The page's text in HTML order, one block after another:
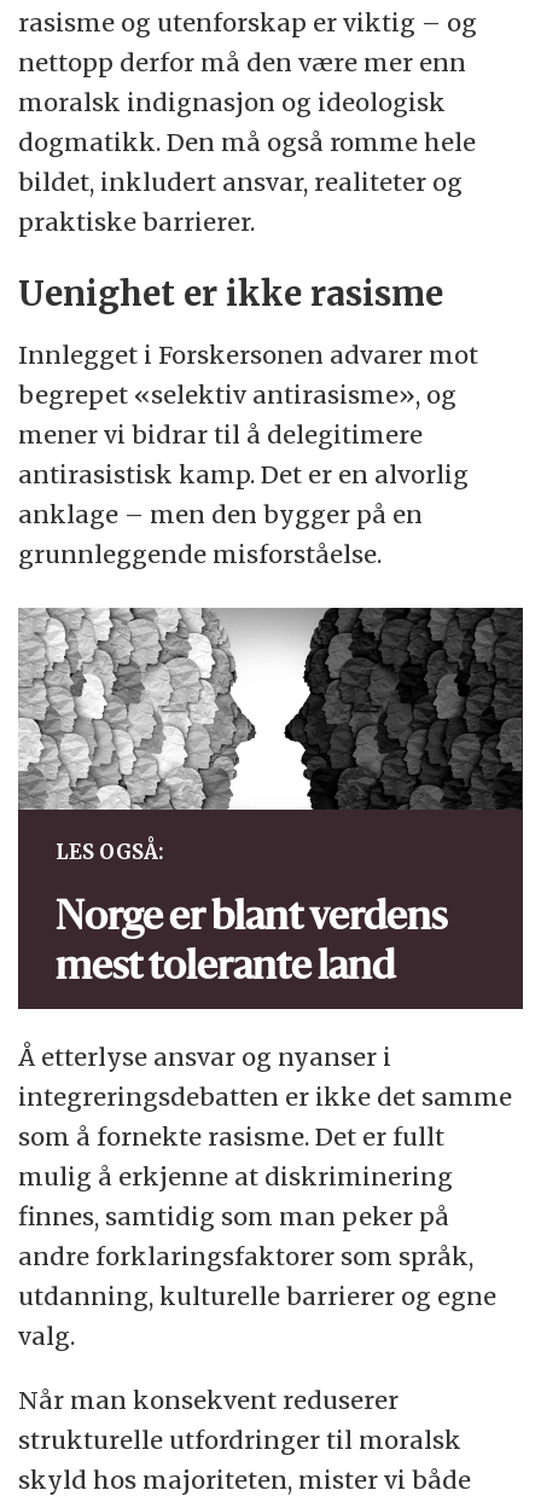
rasisme og utenforskap er viktig – og
nettopp derfor må den være mer enn
moralsk indignasjon og ideologisk
dogmatikk. Den må også romme hele
bildet, inkludert ansvar, realiteter og
praktiske barrierer.
Uenighet er ikke rasisme
Innlegget i Forskersonen advarer mot
begrepet «selektiv antirasisme», og
mener vi bidrar til å delegitimere
antirasistisk kamp. Det er en alvorlig
anklage – men den bygger på en
grunnleggende misforståelse.
LES OGSÅ:
Norge er blant verdens
mest tolerante land
Å etterlyse ansvar og nyanser i
integreringsdebatten er ikke det samme
som å fornekte rasisme. Det er fullt
mulig å erkjenne at diskriminering
finnes, samtidig som man peker på
andre forklaringsfaktorer som språk,
utdanning, kulturelle barrierer og egne
valg.
Når man konsekvent reduserer
strukturelle utfordringer til moralsk
skyld hos majoriteten, mister vi både